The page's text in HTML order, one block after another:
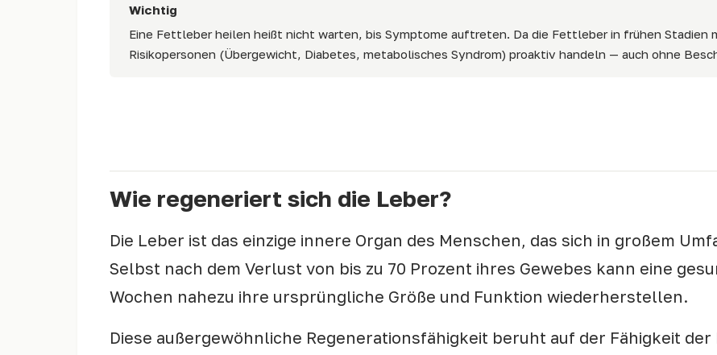
Wichtig
Eine Fettleber heilen heißt nicht warten, bis Symptome auftreten. Da die Fettleber in frühen
Risikopersonen (Übergewicht, Diabetes, metabolisches Syndrom) proaktiv handeln — auch ohne
Wie regeneriert sich die Leber?
Die Leber ist das einzige innere Organ des Menschen, das sich in großem
Selbst nach dem Verlust von bis zu 70 Prozent ihres Gewebes kann eine
Wochen nahezu ihre ursprüngliche Größe und Funktion wiederherstellen.
Diese außergewöhnliche Regenerationsfähigkeit beruht auf der Fähigkeit